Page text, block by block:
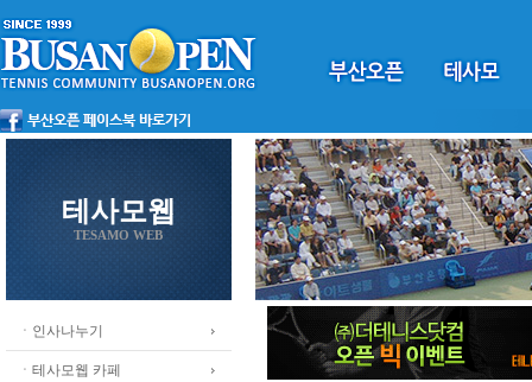
테사모웹
TESAMO WEB
ㆍ인사나누기
ㆍ테사모웹 카페